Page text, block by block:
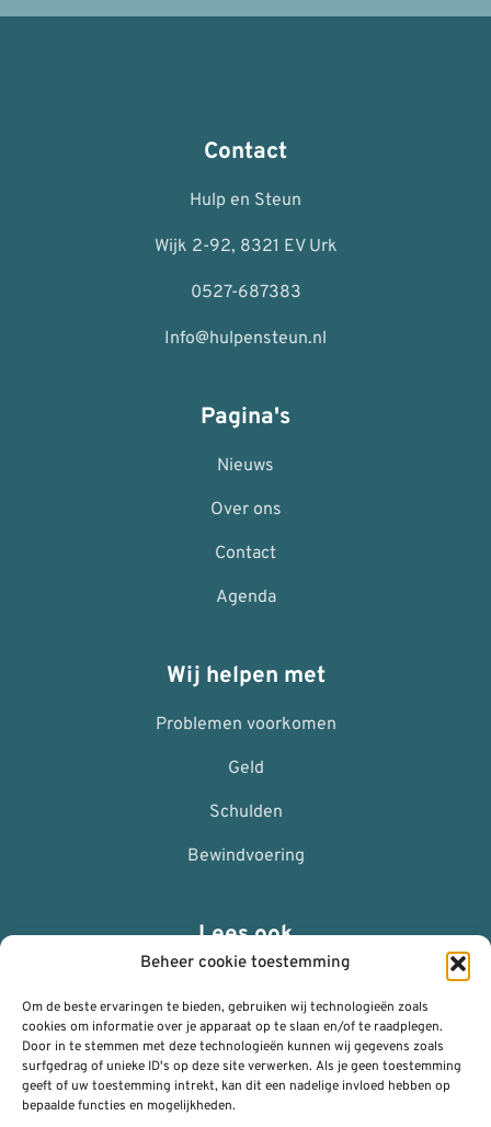
Beheer cookie toestemming
Om de beste ervaringen te bieden, gebruiken wij technologieën zoals
cookies om informatie over je apparaat op te slaan en/of te raadplegen.
Door in te stemmen met deze technologieën kunnen wij gegevens zoals
surfgedrag of unieke ID's op deze site verwerken. Als je geen toestemming
geeft of uw toestemming intrekt, kan dit een nadelige invloed hebben op
bepaalde functies en mogelijkheden.
Contact
Hulp en Steun
Wijk 2-92, 8321 EV Urk
0527-687383
Info@hulpensteun.nl
Pagina's
Nieuws
Over ons
Contact
Agenda
Wij helpen met
Problemen voorkomen
Geld
Schulden
Bewindvoering
Lees ook
Nalaten
Privacy Policy (AVG)
Algemene voorwaarden